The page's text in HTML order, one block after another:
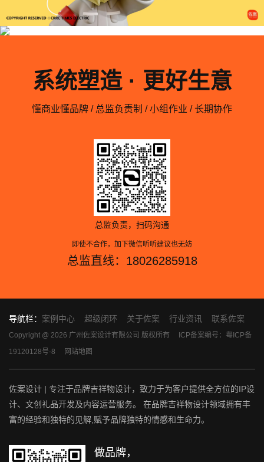
系统塑造 · 更好生意
懂商业懂品牌 / 总监负责制 / 小组作业 / 长期协作
总监负责，扫码沟通
即使不合作，加下微信听听建议也无妨
总监直线：18026285918
导航栏： 案例中心 超级闭环 关于佐案 行业资讯 联系佐案
Copyright @ 2026 广州佐案设计有限公司 版权所有 ICP备案编号：粤ICP备
19120128号-8
网站地图
佐案设计 | 专注于品牌吉祥物设计，致力于为客户提供全方位的IP设
计、文创礼品开发及内容运营服务。 在品牌吉祥物设计领域拥有丰
富的经验和独特的见解,赋予品牌独特的情感和生命力。
做品牌，